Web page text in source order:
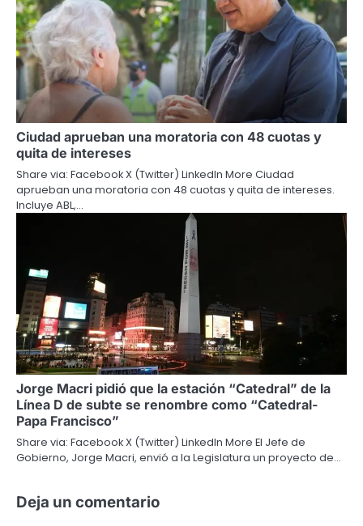
Ciudad aprueban una moratoria con 48 cuotas y
quita de intereses
Share via: Facebook X (Twitter) LinkedIn More Ciudad
aprueban una moratoria con 48 cuotas y quita de intereses.
Incluye ABL,…
Jorge Macri pidió que la estación “Catedral” de la
Línea D de subte se renombre como “Catedral-
Papa Francisco”
Share via: Facebook X (Twitter) LinkedIn More El Jefe de
Gobierno, Jorge Macri, envió a la Legislatura un proyecto de…
Deja un comentario